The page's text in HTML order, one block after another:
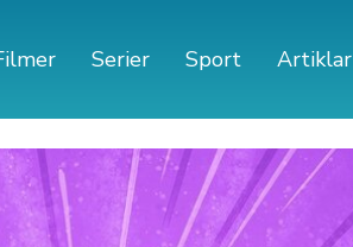
Serier Sport Artiklar